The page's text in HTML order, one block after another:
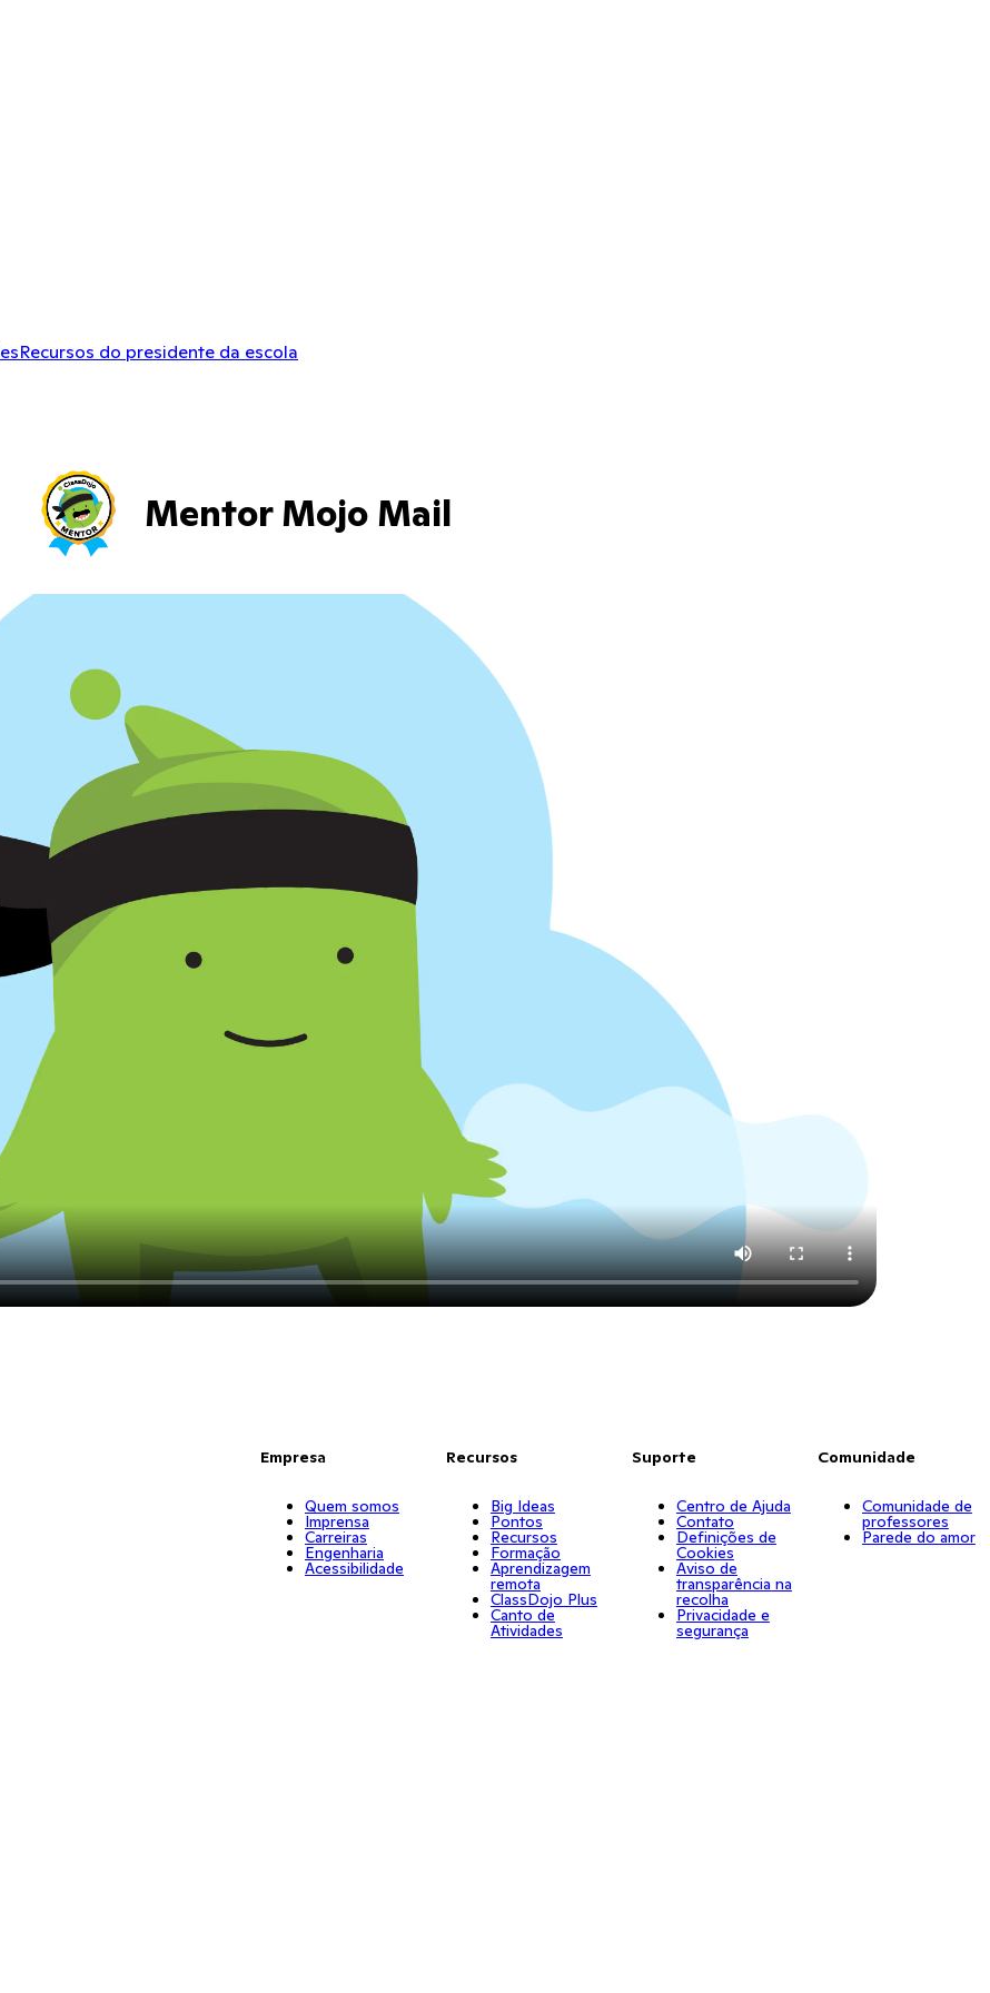
Recursos do presidente da escola
Mentor Mojo Mail
Empresa
Quem somos
Imprensa
Carreiras
Engenharia
Acessibilidade
Recursos
Big Ideas
Pontos
Recursos
Formação
Aprendizagem
remota
ClassDojo Plus
Canto de
Atividades
Suporte
Centro de Ajuda
Contato
Definições de
Cookies
Aviso de
transparência na
recolha
Privacidade e
segurança
Comunidade
Comunidade de
professores
Parede do amor